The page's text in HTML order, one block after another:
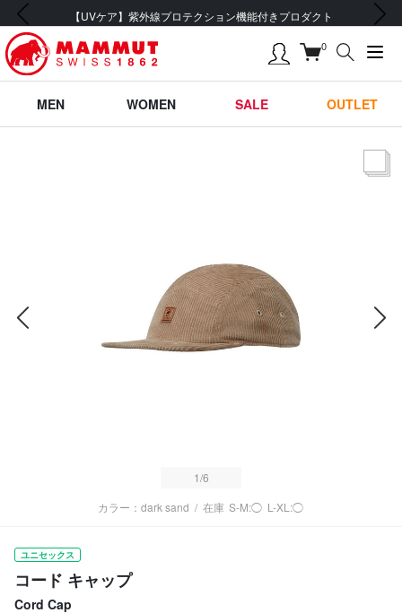
会員登録で【5,500円 (税込) 以上 送料無料】
前の画像 次の画像
0
MEN WOMEN SALE OUTLET
1/6
カラー：dark sand / 在庫 S-M:◯ L-XL:◯
ユニセックス
コード キャップ
Cord Cap